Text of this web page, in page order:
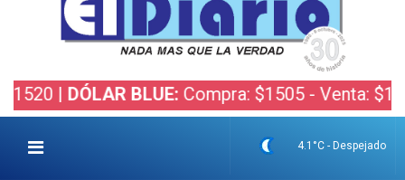
DÓLAR BLUE:Compra: $1505 - Venta: $1525 |
4.1°C - Despejado